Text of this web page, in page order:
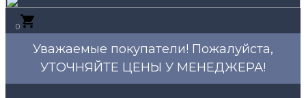
0
Уважаемые покупатели! Пожалуйста,
УТОЧНЯЙТЕ ЦЕНЫ У МЕНЕДЖЕРА!